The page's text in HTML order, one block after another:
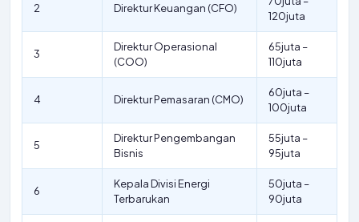
2 Direktur Keuangan (CFO)
120juta
3
Direktur Operasional
(COO)
65juta –
110juta
4 Direktur Pemasaran (CMO)
60juta –
100juta
5
Direktur Pengembangan
Bisnis
55juta –
95juta
6
Kepala Divisi Energi
Terbarukan
50juta –
90juta